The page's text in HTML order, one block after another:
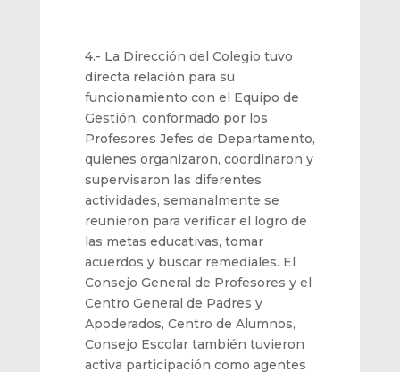
4.- La Dirección del Colegio tuvo
directa relación para su
funcionamiento con el Equipo de
Gestión, conformado por los
Profesores Jefes de Departamento,
quienes organizaron, coordinaron y
supervisaron las diferentes
actividades, semanalmente se
reunieron para verificar el logro de
las metas educativas, tomar
acuerdos y buscar remediales. El
Consejo General de Profesores y el
Centro General de Padres y
Apoderados, Centro de Alumnos,
Consejo Escolartambién tuvieron
activa participación como agentes